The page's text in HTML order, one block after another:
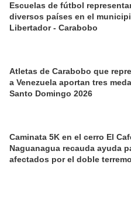
Escuelas de fútbol
diversos países en el
Libertador - Carabobo
Atletas de Carabobo que
a Venezuela aportan tres
Santo Domingo 2026
Caminata 5K en el cerro El
Naguanagua recauda ayuda
afectados por el doble